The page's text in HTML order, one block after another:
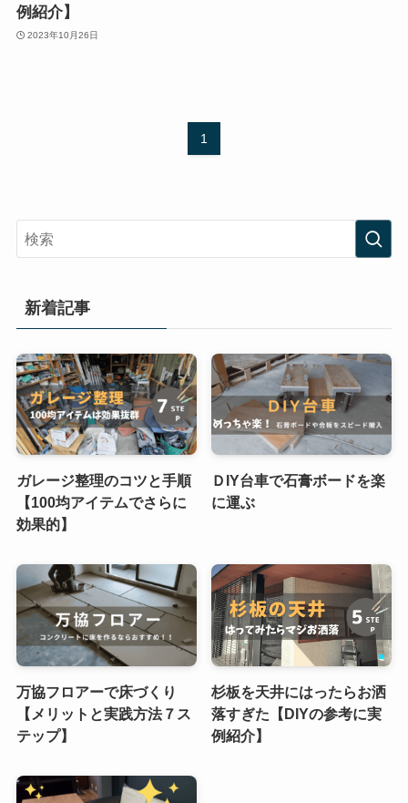
例紹介】
2023年10月26日
1
新着記事
ガレージ整理のコツと手順
【100均アイテムでさらに
効果的】
ＤIY台車で石膏ボードを楽
に運ぶ
万協フロアーで床づくり
【メリットと実践方法７ス
テップ】
杉板を天井にはったらお洒
落すぎた【DIYの参考に実
例紹介】